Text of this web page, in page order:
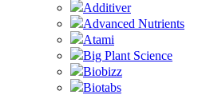
Additiver
Advanced Nutrients
Atami
Big Plant Science
Biobizz
Biotabs